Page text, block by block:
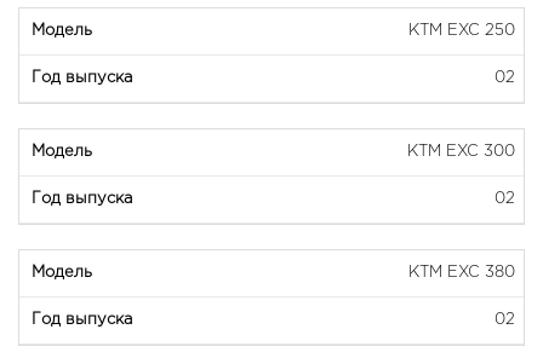
KTM EXC 250
02
KTM EXC 300
02
KTM EXC 380
02